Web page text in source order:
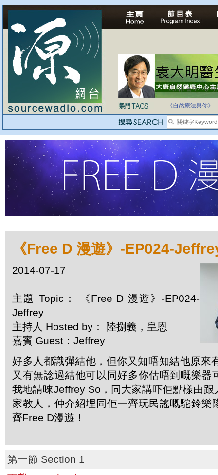
法治社會並不等同
《自然療法與你》
《Free D 漫遊》-EP024-
2014-07-17
主題 Topic： 《Free D 漫遊》-EP024-
Jeffrey
主持人 Hosted by： 陸捌義，皇恩
嘉賓 Guest：Jeffrey
好多人都識彈結他，但你又知唔知結他原來
又有無諗過結他可以同好多你估唔到嘅樂器
我地請唻Jeffrey So，同大家講吓佢點樣由跟
家教人，仲介紹埋同佢一齊玩民謠嘅駝鈴樂
齊Free D漫遊！
第一節 Section 1